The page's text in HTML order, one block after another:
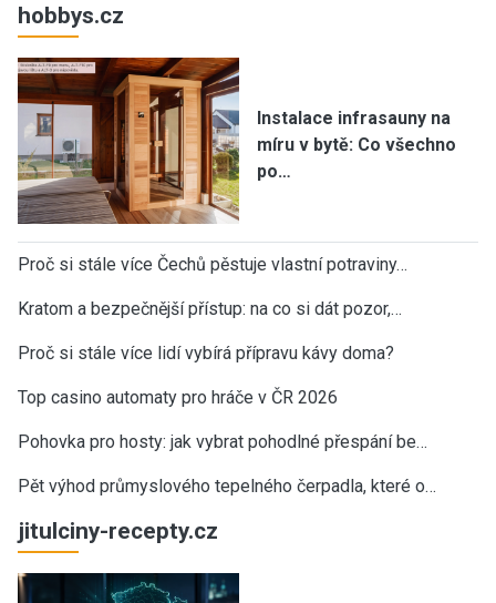
hobbys.cz
Instalace infrasauny na
míru v bytě: Co všechno
po…
Proč si stále více Čechů pěstuje vlastní potraviny…
Kratom a bezpečnější přístup: na co si dát pozor,…
Proč si stále více lidí vybírá přípravu kávy doma?
Top casino automaty pro hráče v ČR 2026
Pohovka pro hosty: jak vybrat pohodlné přespání be…
Pět výhod průmyslového tepelného čerpadla, které o…
jitulciny-recepty.cz